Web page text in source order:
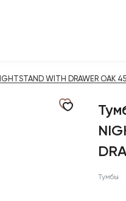
WITH DRAWER OAK
Тумбы